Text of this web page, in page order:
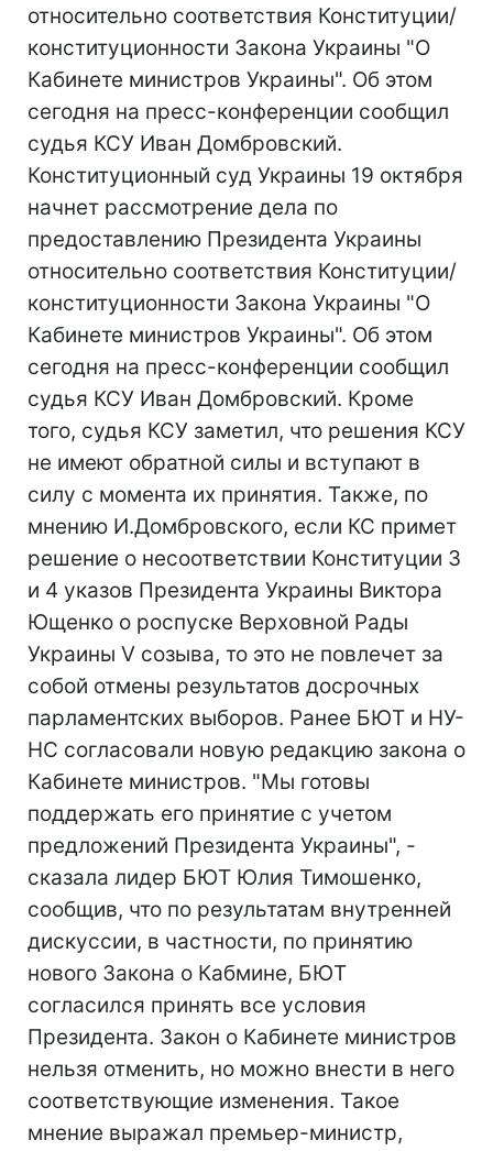
относительно соответствия Конституции/
конституционности Закона Украины "О
Кабинете министров Украины". Об этом
сегодня на пресс-конференции сообщил
судья КСУ Иван Домбровский.
Конституционный суд Украины 19 октября
начнет рассмотрение дела по
предоставлению Президента Украины
относительно соответствия Конституции/
конституционности Закона Украины "О
Кабинете министров Украины". Об этом
сегодня на пресс-конференции сообщил
судья КСУ Иван Домбровский. Кроме
того, судья КСУ заметил, что решения КСУ
не имеют обратной силы и вступают в
силу с момента их принятия. Также, по
мнению И.Домбровского, если КС примет
решение о несоответствии Конституции 3
и 4 указов Президента Украины Виктора
Ющенко о роспуске Верховной Рады
Украины V созыва, то это не повлечет за
собой отмены результатов досрочных
парламентских выборов. Ранее БЮТ и НУ-
НС согласовали новую редакцию закона о
Кабинете министров. "Мы готовы
поддержать его принятие с учетом
предложений Президента Украины", -
сказала лидер БЮТ Юлия Тимошенко,
сообщив, что по результатам внутренней
дискуссии, в частности, по принятию
нового Закона о Кабмине, БЮТ
согласился принять все условия
Президента. Закон о Кабинете министров
нельзя отменить, но можно внести в него
соответствующие изменения. Такое
мнение выражал премьер-министр,